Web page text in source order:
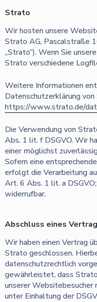
Strato
Wir hosten unsere
Strato AG, Pascalstraße
„Strato“). Wenn Sie
Strato verschiedene
Weitere Informationen
Datenschutzerklärung
https://www.strato.de/
Die Verwendung von
Abs. 1 lit. f DSGVO. Wir
einer möglichst
Sofern eine
erfolgt die Verarbeitung
Art. 6 Abs. 1 lit. a
widerrufbar.
Abschluss eines
Wir haben einen Vertrag
Strato geschlossen.
datenschutzrechtlich
gewährleistet, dass
unserer Websitebesucher
unter Einhaltung der